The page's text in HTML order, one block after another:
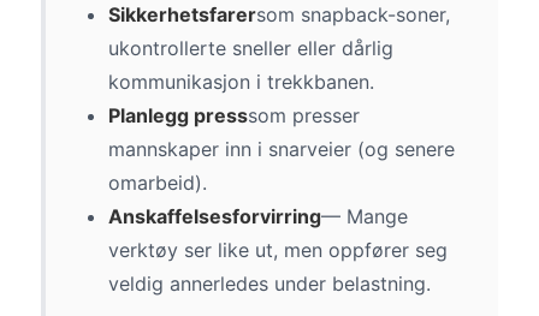
Sikkerhetsfarersom snapback-soner,
ukontrollerte sneller eller dårlig
kommunikasjon i trekkbanen.
Planlegg presssom presser
mannskaper inn i snarveier (og senere
omarbeid).
Anskaffelsesforvirring— Mange
verktøy ser like ut, men oppfører seg
veldig annerledes under belastning.